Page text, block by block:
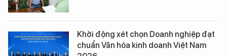
Khởi động xét chọn Doanh nghiệp đạt
chuẩn Văn hóa kinh doanh Việt Nam